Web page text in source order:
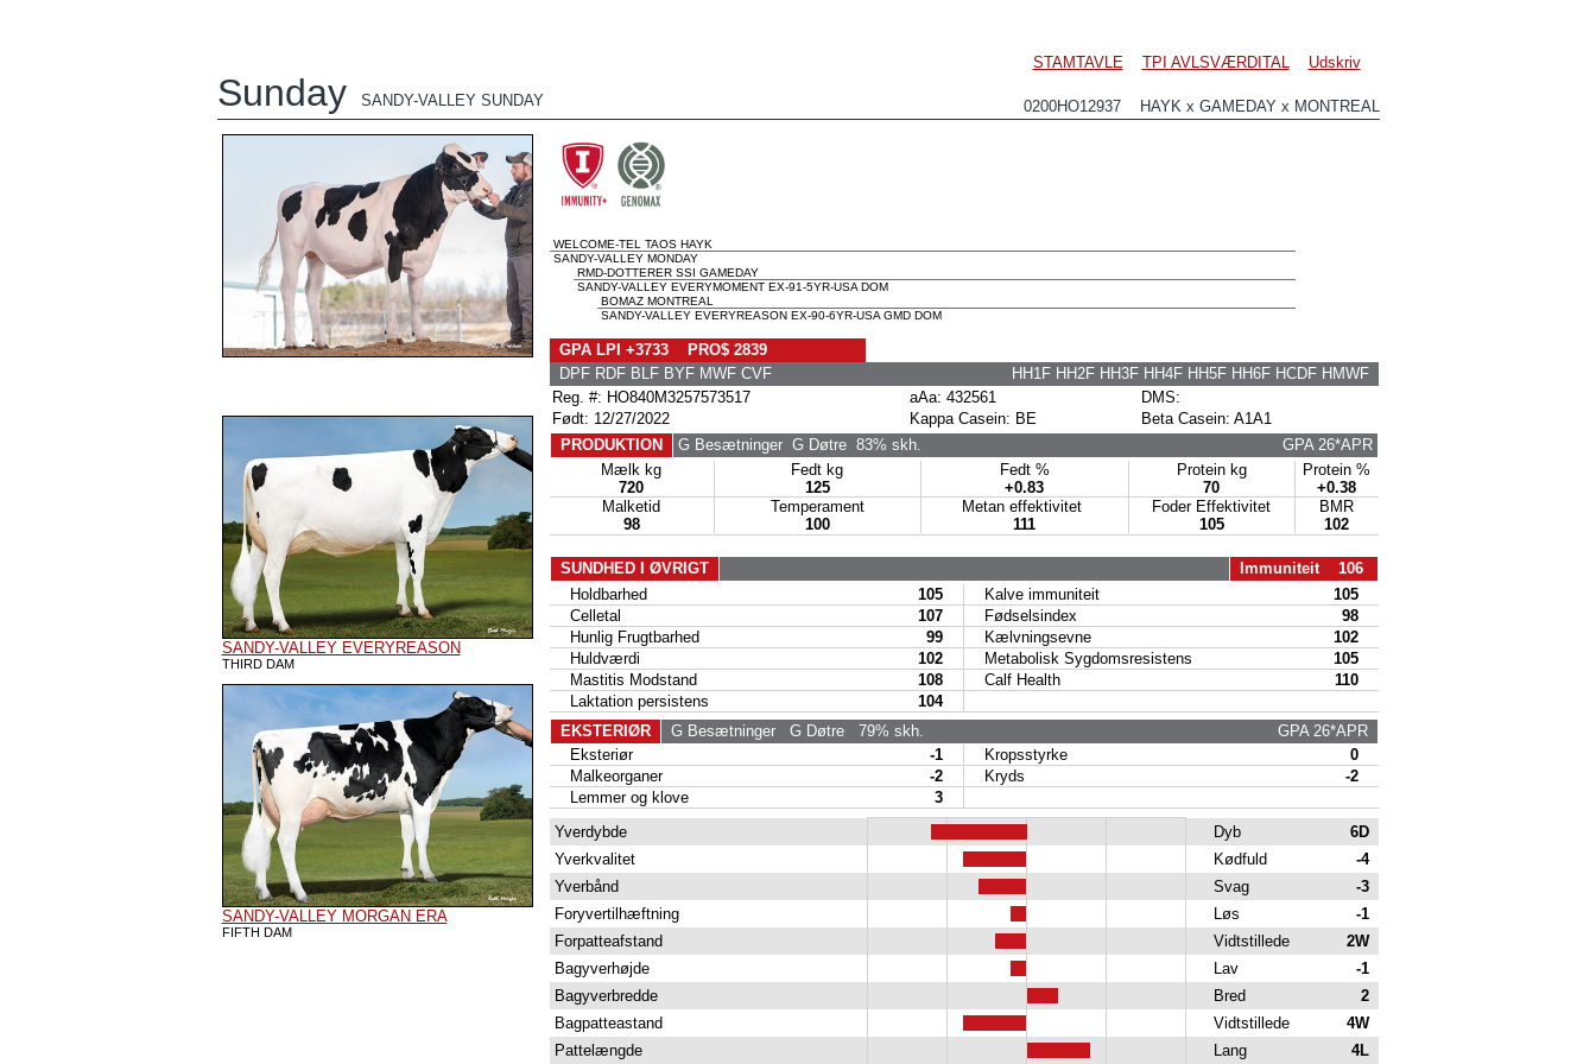
STAMTAVLE TPI AVLSVÆRDITAL Udskriv
Sunday SANDY-VALLEY SUNDAY 0200HO12937 HAYK x GAMEDAY x MONTREAL
SANDY-VALLEY EVERYREASON
THIRD DAM
SANDY-VALLEY MORGAN ERA
FIFTH DAM
WELCOME-TEL TAOS HAYK
SANDY-VALLEY MONDAY
RMD-DOTTERER SSI GAMEDAY
SANDY-VALLEY EVERYMOMENT EX-91-5YR-USA DOM
BOMAZ MONTREAL
SANDY-VALLEY EVERYREASON EX-90-6YR-USA GMD DOM
GPA LPI +3733 PRO$ 2839
DPF RDF BLF BYF MWF CVF
HH1F HH2F HH3F HH4F HH5F HH6F HCDF HMWF
Reg. #: HO840M3257573517
aAa: 432561
DMS:
Født: 12/27/2022
Kappa Casein: BE
Beta Casein: A1A1
PRODUKTION
G BesætningerG Døtre83% skh.
GPA 26*APR
Mælk kg
720
Fedt kg
125
Fedt %
+0.83
Protein kg
70
Protein %
+0.38
Malketid
98
Temperament
100
Metan effektivitet
111
Foder Effektivitet
105
BMR
102
SUNDHED I ØVRIGT
Immuniteit 106
Holdbarhed
105 Kalve immuniteit
105
Celletal
107 Fødselsindex
98
Hunlig Frugtbarhed
99 Kælvningsevne
102
Huldværdi
102 Metabolisk Sygdomsresistens
105
Mastitis Modstand
108 Calf Health
110
Laktation persistens
104
EKSTERIØR
G BesætningerG Døtre79% skh.
GPA 26*APR
Eksteriør
-1 Kropsstyrke
0
Malkeorganer
-2 Kryds
-2
Lemmer og klove
3
Yverdybde
Dyb
6D
Yverkvalitet
Kødfuld
-4
Yverbånd
Svag
-3
Foryvertilhæftning
Løs
-1
Forpatteafstand
Vidtstillede
2W
Bagyverhøjde
Lav
-1
Bagyverbredde
Bred
2
Bagpatteastand
Vidtstillede
4W
Pattelængde
Lang 4L